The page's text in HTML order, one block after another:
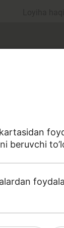
moliyasi
to‘plashga
beruvchi